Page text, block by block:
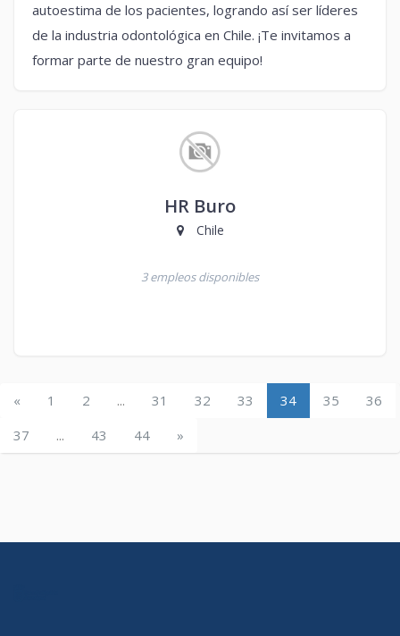
autoestima de los pacientes, logrando así ser líderes
de la industria odontológica en Chile. ¡Te invitamos a
formar parte de nuestro gran equipo!
HR Buro
Chile
3 empleos disponibles
« 1 2 ... 31 32 33 34 35
36
37
... 43 44 »